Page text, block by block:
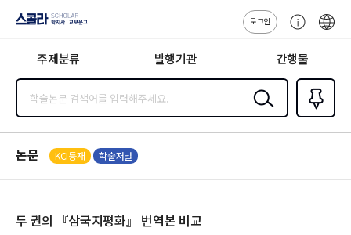
지사·교보문고
로그인
센
주제분류 발행기관 간행물
검색
즐겨찾
기0
논문 KCI등재 학술저널
두 권의 『삼국지평화』 번역본 비교